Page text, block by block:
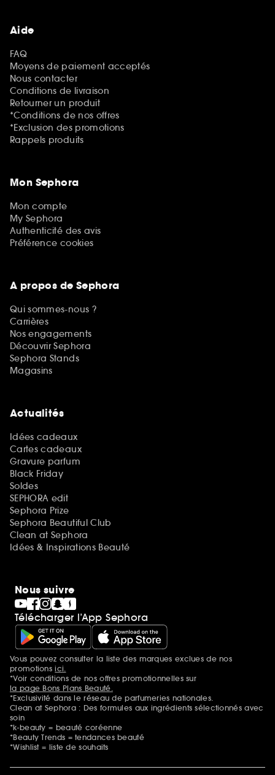
Aide
FAQ
Moyens de paiement acceptés
Nous contacter
Conditions de livraison
Retourner un produit
*Conditions de nos offres
*Exclusion des promotions
Rappels produits
Mon Sephora
Mon compte
My Sephora
Authenticité des avis
Préférence cookies
A propos de Sephora
Qui sommes-nous ?
Carrières
Nos engagements
Découvrir Sephora
Sephora Stands
Magasins
Actualités
Idées cadeaux
Cartes cadeaux
Gravure parfum
Black Friday
Soldes
SEPHORA edit
Sephora Prize
Sephora Beautiful Club
Clean at Sephora
Idées & Inspirations Beauté
Nous suivre
Télécharger l’App Sephora
Mentions additionnelles
Vous pouvez consulter la liste des marques exclues de nos
promotionsici.
*Voir conditions de nos offres promotionnelles sur
la page Bons Plans Beauté.
*Exclusivité dans le réseau de parfumeries nationales.
Clean at Sephora : Des formules aux ingrédients sélectionnés avec
soin
*k-beauty = beauté coréenne
*Beauty Trends = tendances beauté
*Wishlist = liste de souhaits